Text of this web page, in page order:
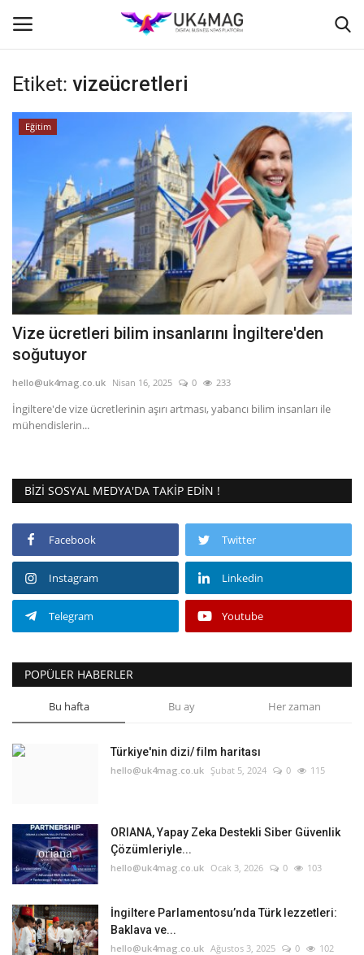
Giriş yapmak Kayıt ol
TVNET
TOPLUM
İş Platformu
İş İlanları
Seri İlanlar
İngiltere
İş & Ekonomi
Pazaryeri
Kültür - Sanat
Restoranlar
Sağlık
Hakkımızda
İletişim
Etiket: vizeücretleri
Eğitim
Vize ücretleri bilim insanlarını İngiltere'den
soğutuyor
hello@uk4mag.co.uk Nisan 16, 2025 0 233
İngiltere'de vize ücretlerinin aşırı artması, yabancı bilim insanları ile
mühendislerin...
BIZI SOSYAL MEDYA'DA TAKIP EDIN !
Facebook Twitter
Instagram Linkedin
Telegram Youtube
POPÜLER HABERLER
Bu hafta Bu ay Her zaman
Türkiye'nin dizi/ film haritası
hello@uk4mag.co.uk Şubat 5, 2024 0 115
ORIANA, Yapay Zeka Destekli Siber Güvenlik
Çözümleriyle...
hello@uk4mag.co.uk Ocak 3, 2026 0 103
İngiltere Parlamentosu’nda Türk lezzetleri:
Baklava ve...
hello@uk4mag.co.uk Ağustos 3, 2025 0 102